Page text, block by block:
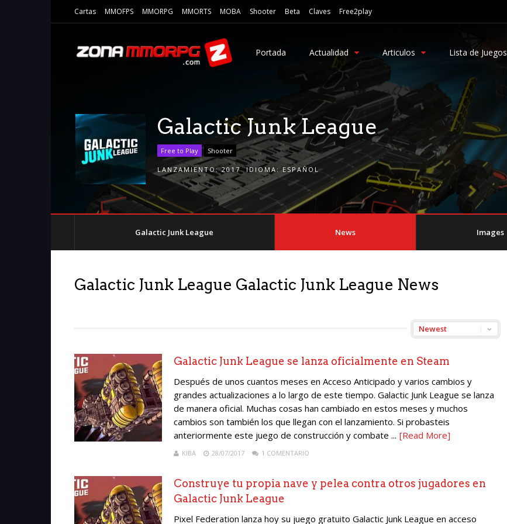
Cartas MMOFPS MMORPG MMORTS MOBA Shooter Beta Claves Free2play
Portada Actualidad Articulos Lista de Juegos
Galactic Junk League
Free to Play Shooter
LANZAMIENTO:2017 IDIOMA:ESPAÑOL
Galactic Junk League News Images
Galactic Junk League Galactic Junk League News
Galactic Junk League se lanza oficialmente en Steam
Después de unos cuantos meses en Acceso Anticipado y varios cambios y
grandes actualizaciones a lo largo de este tiempo. Galactic Junk League se lanza
de manera oficial. Muchas cosas han cambiado en estos meses y muchos
cambios son también los que llegan con el lanzamiento. Si probasteis
anteriormente este juego de construcción y combate ... [Read More]
KIBA 28/07/2017 1 COMENTARIO
Construye tu propia nave y pelea contra otros jugadores en
Galactic Junk League
Pixel Federation lanza hoy su juego gratuito Galactic Junk League en acceso